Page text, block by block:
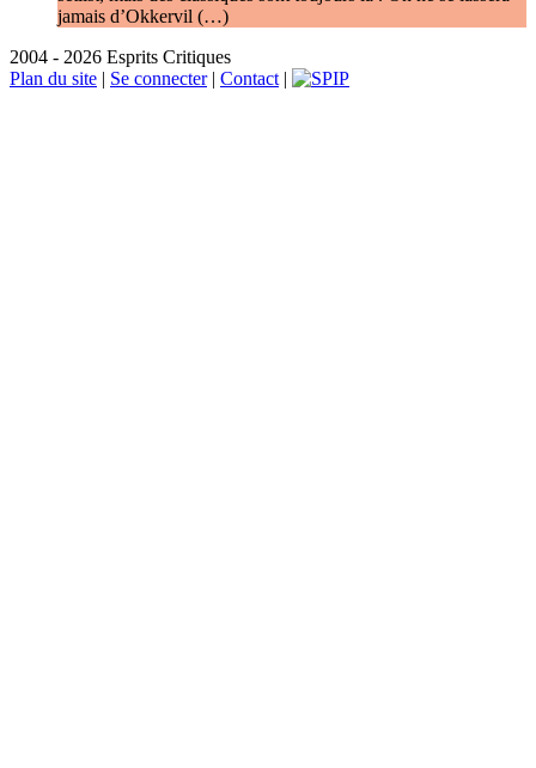
jamais d’Okkervil (…)
2004 - 2026 Esprits Critiques
Plan du site | Se connecter| Contact |